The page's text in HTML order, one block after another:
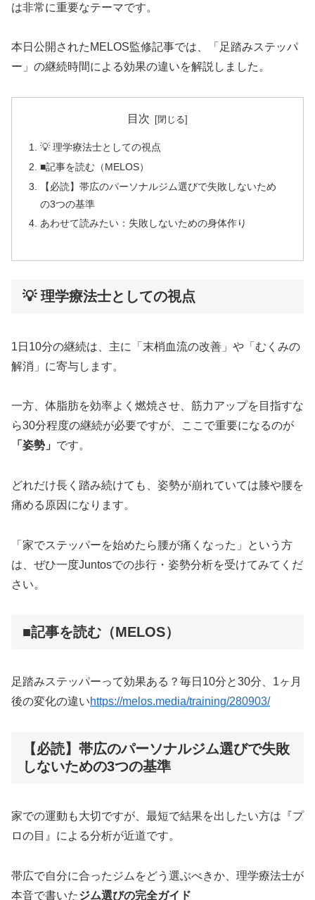
は非常に重要なテーマです。
本日公開されたMELOS監修記事では、「足踏みステッパ
ー」の継続時間による効果の違いを解説しました。
目次
💡 理学療法士としての視点
■記事を読む（MELOS）
【必読】帯広のパーソナルジム選びで失敗しないため
の3つの基準
あわせて読みたい：失敗しないための身体作り
💡 理学療法士としての視点
1日10分の継続は、主に「末梢血流の改善」や「むくみの
解消」に寄与します。
一方、体脂肪を効率よく燃焼させ、筋力アップを目指すな
ら30分程度の継続が必要ですが、ここで重要になるのが
「姿勢」 です。
どれだけ長く踏み続けても、姿勢が崩れていては膝や腰を
痛める原因になります。
「家でステッパーを始めたら腰が痛くなった」という方
は、ぜひ一度Juntosでの歩行・姿勢分析を受けてみてくだ
さい。
■記事を読む（MELOS）
足踏みステッパーって効果ある？毎日10分と30分、1ヶ月
後の変化の違いhttps://melos.media/training/280903/
【必読】帯広のパーソナルジム選びで失敗
しないための3つの基準
家での運動も大切ですが、最短で結果を出したい方は『プ
ロの目』による分析が近道です。
帯広で自分に合ったジムをどう選ぶべきか、理学療法士が
本音で書いたジム選びの完全ガイド